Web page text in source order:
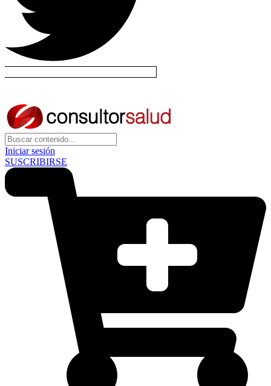
Iniciar sesión
SUSCRIBIRSE